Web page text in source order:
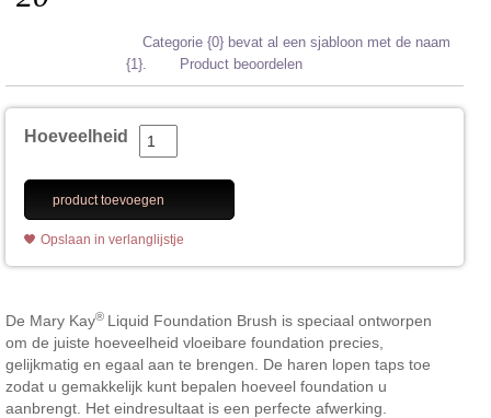
Categorie {0} bevat al een sjabloon met de naam
{1}.
Product beoordelen
Hoeveelheid
product toevoegen
Opslaan in verlanglijstje
De Mary Kay® Liquid Foundation Brush is speciaal ontworpen
om de juiste hoeveelheid vloeibare foundation precies,
gelijkmatig en egaal aan te brengen. De haren lopen taps toe
zodat u gemakkelijk kunt bepalen hoeveel foundation u
aanbrengt. Het eindresultaat is een perfecte afwerking.